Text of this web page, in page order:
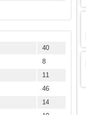
40
8
11
46
14